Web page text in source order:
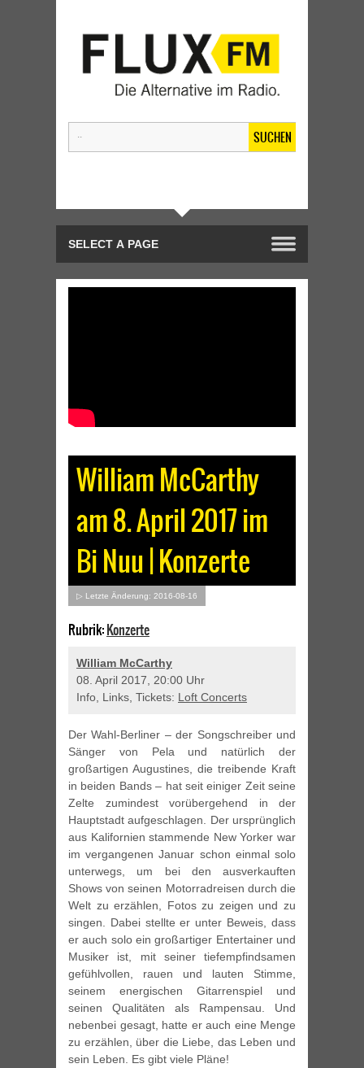
SUCHEN
William McCarthy
am 8. April 2017 im
Bi Nuu | Konzerte
▷ Letzte Änderung: 2016-08-16
Rubrik:Konzerte
William McCarthy
08. April 2017, 20:00 Uhr
Info, Links, Tickets: Loft Concerts
Der Wahl-Berliner – der Songschreiber und
Sänger von Pela und natürlich der
großartigen Augustines, die treibende Kraft
in beiden Bands – hat seit einiger Zeit seine
Zelte zumindest vorübergehend in der
Hauptstadt aufgeschlagen. Der ursprünglich
aus Kalifornien stammende New Yorker war
im vergangenen Januar schon einmal solo
unterwegs, um bei den ausverkauften
Shows von seinen Motorradreisen durch die
Welt zu erzählen, Fotos zu zeigen und zu
singen. Dabei stellte er unter Beweis, dass
er auch solo ein großartiger Entertainer und
Musiker ist, mit seiner tiefempfindsamen
gefühlvollen, rauen und lauten Stimme,
seinem energischen Gitarrenspiel und
seinen Qualitäten als Rampensau. Und
nebenbei gesagt, hatte er auch eine Menge
zu erzählen, über die Liebe, das Leben und
sein Leben. Es gibt viele Pläne!